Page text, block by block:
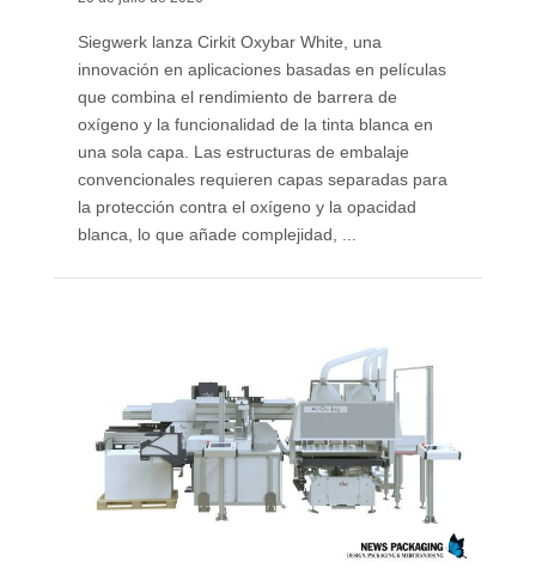
Siegwerk lanza Cirkit Oxybar White, una
innovación en aplicaciones basadas en películas
que combina el rendimiento de barrera de
oxígeno y la funcionalidad de la tinta blanca en
una sola capa. Las estructuras de embalaje
convencionales requieren capas separadas para
la protección contra el oxígeno y la opacidad
blanca, lo que añade complejidad, ...